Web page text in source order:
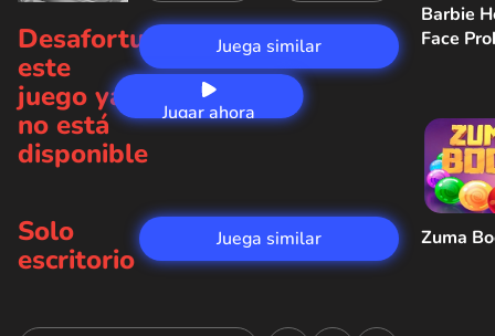
Jugar ahora
Desafortunadamente,
este
juego ya
no está
disponible
Juega similar
Solo
escritorio
Juega similar
Barbie
Face
Zuma